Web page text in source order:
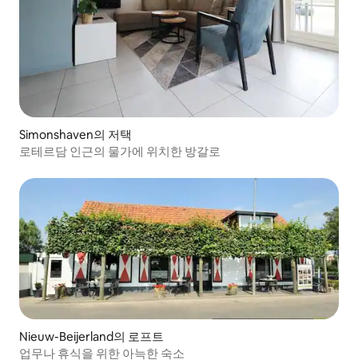
Simonshaven의 저택
로테르담 인근의 물가에 위치한 방갈로
Nieuw-Beijerland의 로프트
업무나 휴식을 위한 아늑한 숙소